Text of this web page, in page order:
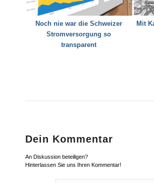
Noch nie war die Schweizer
Stromversorgung so
transparent
Mit
Dein Kommentar
An Diskussion beteiligen?
Hinterlassen Sie uns Ihren Kommentar!